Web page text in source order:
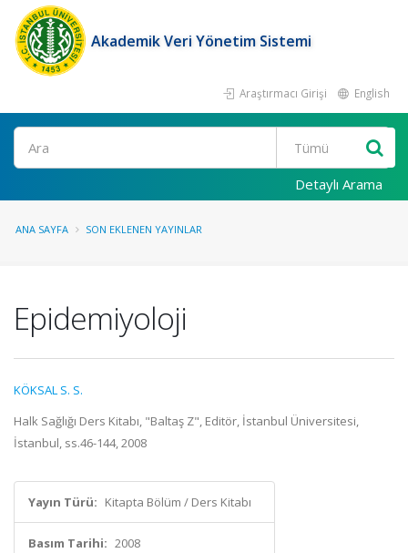
Akademik Veri Yönetim Sistemi
Araştırmacı Girişi English
Ara
Detaylı Arama
ANA SAYFA SON EKLENEN YAYINLAR
Epidemiyoloji
KÖKSAL S. S.
Halk Sağlığı Ders Kitabı, "Baltaş Z", Editör, İstanbul Üniversitesi,
İstanbul, ss.46-144, 2008
Yayın Türü: Kitapta Bölüm / Ders Kitabı
Basım Tarihi: 2008